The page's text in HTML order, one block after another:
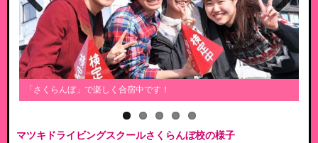
「さくらんぼ」で楽しく合宿中です！
Previous Next
マツキドライビングスクールさくらんぼ校の様子